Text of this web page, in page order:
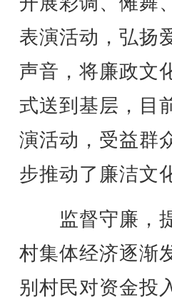
表演活动，弘扬
声音，将廉政文
式送到基层，目
演活动，受益群
步推动了廉洁文
监督守廉，提
村集体经济逐渐
别村民对资金投